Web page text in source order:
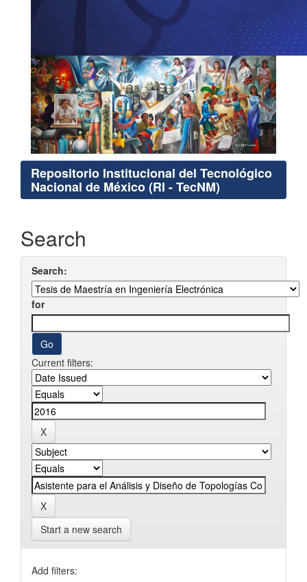
Repositorio Institucional del Tecnológico
Nacional de México (RI - TecNM)
Search
Search:
for
Current filters:
Start a new search
Add filters: